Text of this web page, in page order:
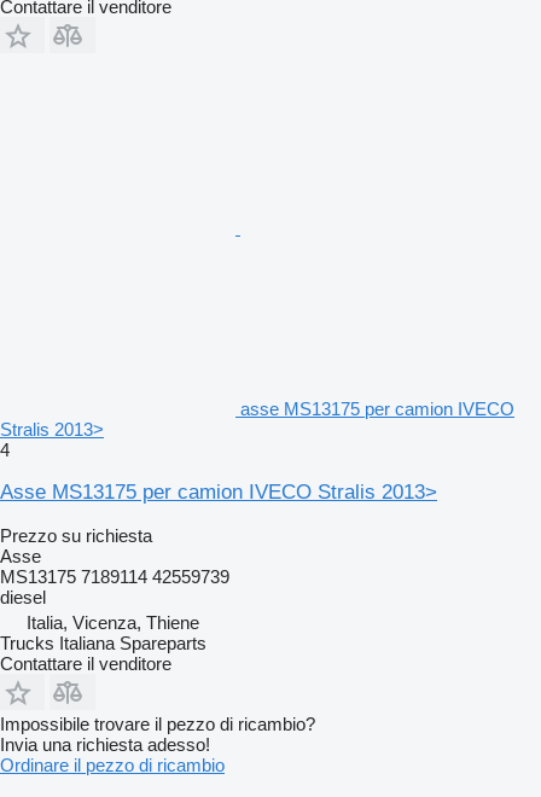
Contattare il venditore
asse MS13175 per camion IVECO
Stralis 2013>
4
Asse MS13175 per camion IVECO Stralis 2013>
Prezzo su richiesta
Asse
MS13175 7189114 42559739
diesel
Italia, Vicenza, Thiene
Trucks Italiana Spareparts
Contattare il venditore
Impossibile trovare il pezzo di ricambio?
Invia una richiesta adesso!
Ordinare il pezzo di ricambio